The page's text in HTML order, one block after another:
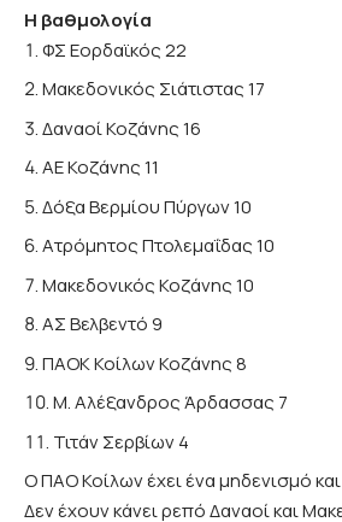
Η βαθμολογία
ΦΣ Εορδαϊκός 22
Μακεδονικός Σιάτιστας 17
Δαναοί Κοζάνης 16
ΑΕ Κοζάνης 11
Δόξα Βερμίου Πύργων 10
Ατρόμητος Πτολεμαΐδας 10
Μακεδονικός Κοζάνης 10
ΑΣ Βελβεντό 9
ΠΑΟΚ Κοίλων Κοζάνης 8
Μ. Αλέξανδρος Άρδασσας 7
Τιτάν Σερβίων 4
Ο ΠΑΟ Κοίλων έχει ένα μηδενισμό
Δεν έχουν κάνει ρεπό Δαναοί και